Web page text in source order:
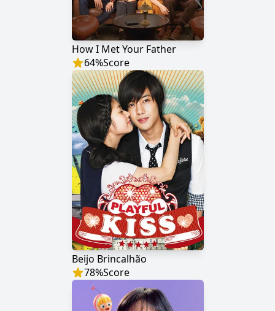
How I Met Your Father
64%Score
Beijo Brincalhão
78%Score